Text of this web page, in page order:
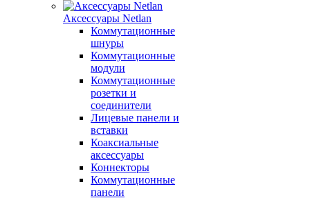
Аксессуары Netlan
Коммутационные
шнуры
Коммутационные
модули
Коммутационные
розетки и
соединители
Лицевые панели и
вставки
Коаксиальные
аксессуары
Коннекторы
Коммутационные
панели